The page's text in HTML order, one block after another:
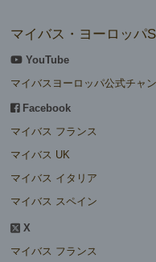
マイバス・ヨーロッパ
YouTube
マイバスヨーロッパ公式チャ
Facebook
マイバス フランス
マイバス UK
マイバス イタリア
マイバス スペイン
X
マイバス フランス